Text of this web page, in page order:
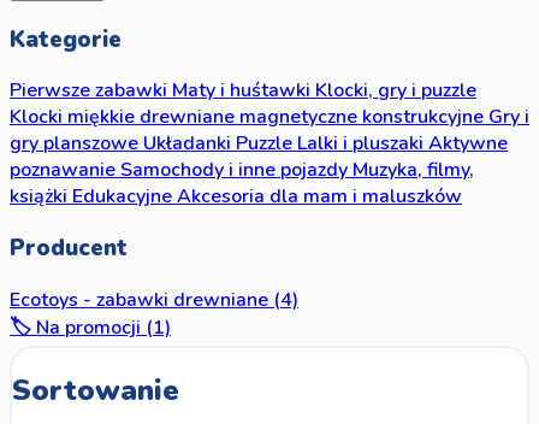
Kategorie
Pierwsze zabawkiMaty i huśtawkiKlocki, gry i puzzle
KlockimiękkiedrewnianemagnetycznekonstrukcyjneGry i
gry planszoweUkładankiPuzzleLalki i pluszakiAktywne
poznawanieSamochody i inne pojazdyMuzyka, filmy,
książkiEdukacyjneAkcesoria dla mam i maluszków
Producent
Ecotoys - zabawki drewniane (4)
🏷️ Na promocji (1)
Sortowanie